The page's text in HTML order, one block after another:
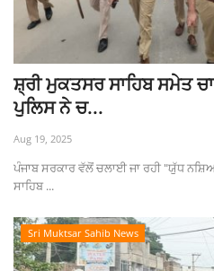
ਸ਼੍ਰੀ ਮੁਕਤਸਰ ਸਾਹਿਬ ਸਮੇਤ
ਪੁਲਿਸ ਨੇ ਚ...
Aug 19, 2025
ਪੰਜਾਬ ਸਰਕਾਰ ਵੱਲੋਂ ਚਲਾਈ ਜਾ ਰਹੀ "ਯੁੱਧ
ਸਾਹਿਬ ...
Sri Muktsar Sahib News